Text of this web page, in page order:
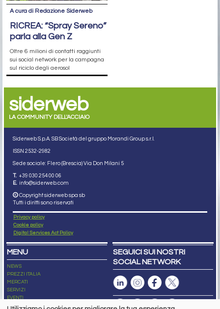
A cura di Redazione Siderweb
RICREA: “Spray Sereno”
parla alla Gen Z
Oltre 6 milioni di contatti raggiunti
sui social network per la campagna
sul riciclo degli aerosol
siderweb
LA COMMUNITY DELL'ACCIAIO
Siderweb S.p.A. SB Società del gruppo Morandi Group s.r.l.
ISSN 2532-2982
Sede sociale: Flero (Brescia) Via Don Milani 5
T. +39 030 254 00 06
E. info@siderweb.com
Copyright siderweb spa sb
Tutti i diritti sono riservati
Privacy policy
Cookie policy
Digital Services Act Policy
MENU
NEWS
PREZZI ITALIA
MERCATI
SERVIZI
EVENTI
ABBONAMENTI
SEGUICI SUI NOSTRI
SOCIAL NETWORK